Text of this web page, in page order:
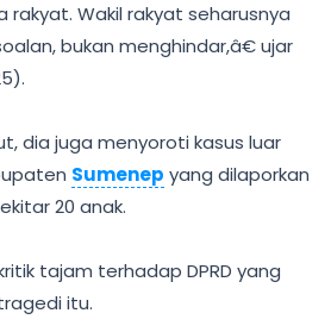
rakyat. Wakil rakyat seharusnya
bukan menghindar,â€ ujar
dia juga menyoroti kasus luar
Sumenep yang dilaporkan
20 anak.
tajam terhadap DPRD yang
itu.